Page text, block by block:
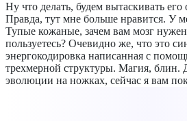
Ну что делать, будем вытаскивать
Правда, тут мне больше нравится. У
Тупые кожаные, зачем вам мозг
пользуетесь? Очевидно же, что это
энергокодировка написанная с
трехмерной структуры. Магия, блин.
эволюции на ножках, сейчас я вам